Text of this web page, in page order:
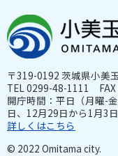
〒319-0192 茨城県小美
TEL 0299-48-1111
開庁時間：平日（月曜-
日、12月29日から1月3
詳しくはこちら
© 2022 Omitama city.